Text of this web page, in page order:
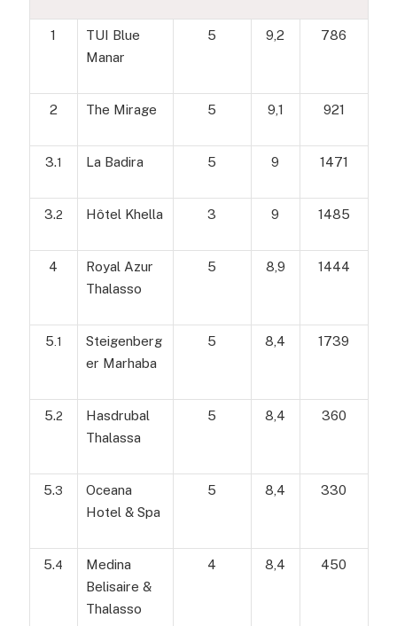
1
TUI Blue
Manar
5 9,2 786
2 The Mirage 5 9,1 921
3.1 La Badira 5 9 1471
3.2 Hôtel Khella 3 9 1485
4
Royal Azur
Thalasso
5 8,9 1444
5 .1
Steigenberg
er Marhaba
5 8,4 1739
5.2
Hasdrubal
Thalassa
5 8,4 360
5.3
Oceana
Hotel & Spa
5 8,4 330
5.4
Medina
Belisaire &
Thalasso
4 8,4 450